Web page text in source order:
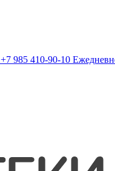
+7 985 410-90-10